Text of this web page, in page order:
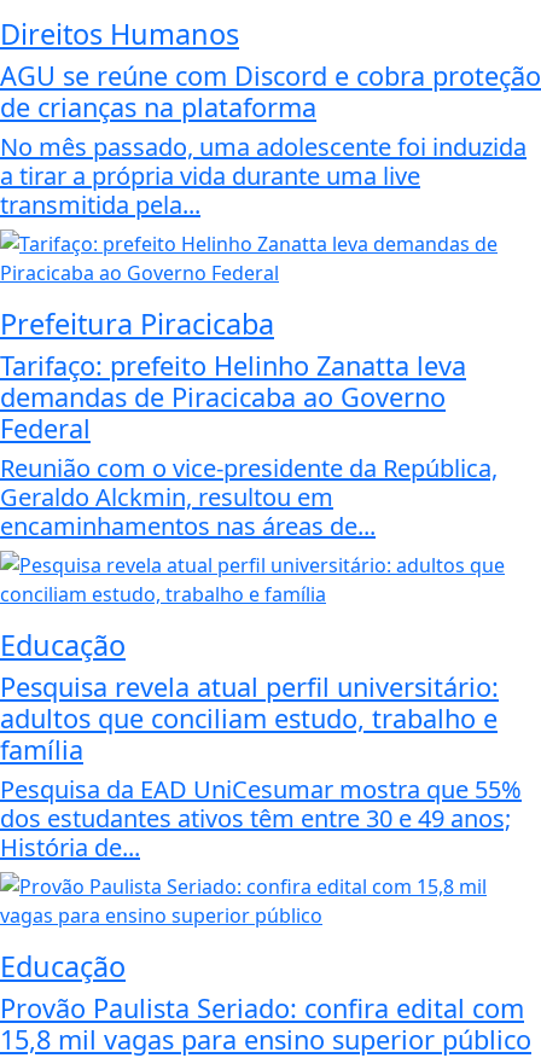
Direitos Humanos
AGU se reúne com Discord e cobra proteção
de crianças na plataforma
No mês passado, uma adolescente foi induzida
a tirar a própria vida durante uma live
transmitida pela...
Prefeitura Piracicaba
Tarifaço: prefeito Helinho Zanatta leva
demandas de Piracicaba ao Governo
Federal
Reunião com o vice-presidente da República,
Geraldo Alckmin, resultou em
encaminhamentos nas áreas de...
Educação
Pesquisa revela atual perfil universitário:
adultos que conciliam estudo, trabalho e
família
Pesquisa da EAD UniCesumar mostra que 55%
dos estudantes ativos têm entre 30 e 49 anos;
História de...
Educação
Provão Paulista Seriado: confira edital com
15,8 mil vagas para ensino superior público